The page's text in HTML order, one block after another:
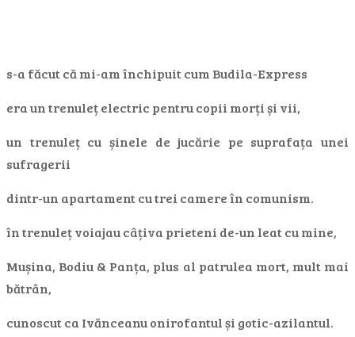
s-a făcut că mi-am închipuit cum Budila-Express
era un trenuleț electric pentru copii morți și vii,
un trenuleț cu șinele de jucărie pe suprafața unei
sufragerii
dintr-un apartament cu trei camere în comunism.
în trenuleț voiajau câțiva prieteni de-un leat cu mine,
Mușina, Bodiu & Panța, plus al patrulea mort, mult mai
bătrân,
cunoscut ca Ivănceanu onirofantul și gotic-azilantul.